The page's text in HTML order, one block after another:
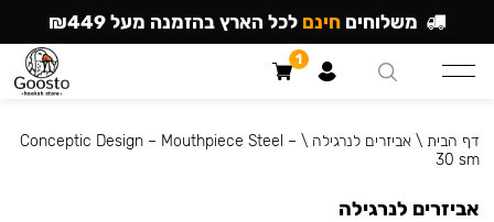
דף הבית \אביזרים לנרגילה \
Conceptic Design – Mouthpiece Steel –
30 sm
אביזרים לנרגילה
משלוחים חינם לכל הארץ בהזמנה מעל ₪449
1